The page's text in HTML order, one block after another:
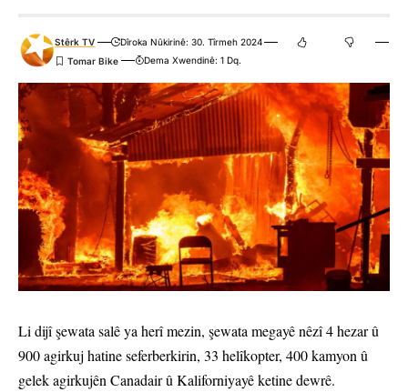
Stêrk TV
Dîroka Nûkirinê: 30. Tîrmeh 2024
Dema Xwendinê: 1 Dq.
Li dijî şewata salê ya herî mezin, şewata megayê nêzî 4 hezar û
900 agirkuj hatine seferberkirin, 33 helîkopter, 400 kamyon û
gelek agirkujên Canadair û Kaliforniyayê ketine dewrê.